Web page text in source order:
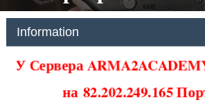
Information
У Сервера
на 82.202.249.165